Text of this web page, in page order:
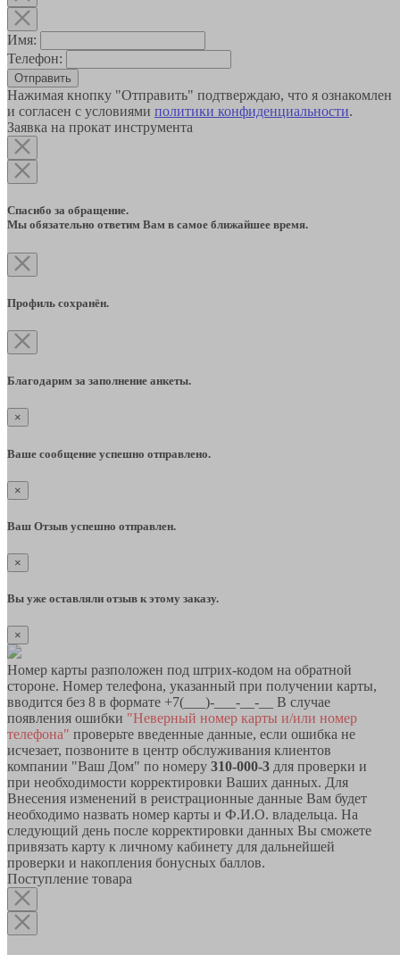
Имя:
Телефон:
Отправить
Нажимая кнопку "Отправить" подтверждаю, что я ознакомлен
и согласен с условиями политики конфиденциальности.
Заявка на прокат инструмента
Спасибо за обращение.
Мы обязательно ответим Вам в самое ближайшее время.
Профиль сохранён.
Благодарим за заполнение анкеты.
×
Ваше сообщение успешно отправлено.
×
Ваш Отзыв успешно отправлен.
×
Вы уже оставляли отзыв к этому заказу.
×
Номер карты разположен под штрих-кодом на обратной
стороне. Номер телефона, указанный при получении карты,
вводится без 8 в формате +7(___)-___-__-__ В случае
появления ошибки "Неверный номер карты и/или номер
телефона" проверьте введенные данные, если ошибка не
исчезает, позвоните в центр обслуживания клиентов
компании "Ваш Дом" по номеру 310-000-3 для проверки и
при необходимости корректировки Ваших данных. Для
Внесения изменений в реистрационные данные Вам будет
необходимо назвать номер карты и Ф.И.О. владельца. На
следующий день после корректировки данных Вы сможете
привязать карту к личному кабинету для дальнейшей
проверки и накопления бонусных баллов.
Поступление товара